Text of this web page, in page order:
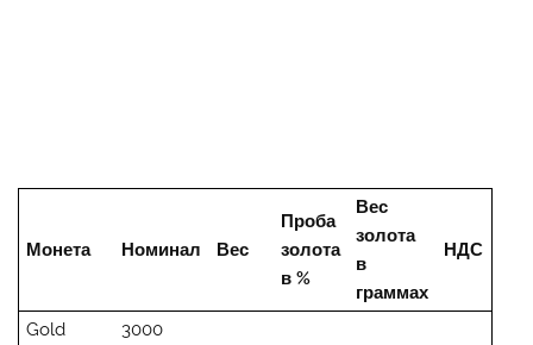
Монета Номинал Вес
Проба
золота
в %
Вес
золота
в
граммах
НДС
Gold
3000